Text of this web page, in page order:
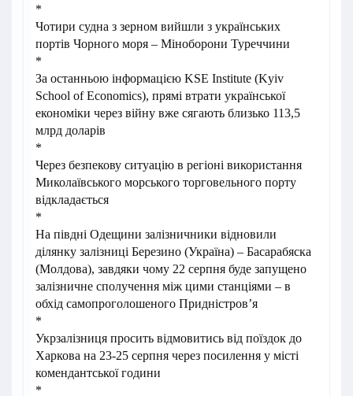
*
Чотири судна з зерном вийшли з українських
портів Чорного моря – Міноборони Туреччини
*
За останньою інформацією KSE Institute (Kyiv
School of Economics), прямі втрати української
економіки через війну вже сягають близько 113,5
млрд доларів
*
Через безпекову ситуацію в регіоні використання
Миколаївського морського торговельного порту
відкладається
*
На півдні Одещини залізничники відновили
ділянку залізниці Березино (Україна) – Басарабяска
(Молдова), завдяки чому 22 серпня буде запущено
залізничне сполучення між цими станціями – в
обхід самопроголошеного Придністров’я
*
Укрзалізниця просить відмовитись від поїздок до
Харкова на 23-25 серпня через посилення у місті
комендантської години
*